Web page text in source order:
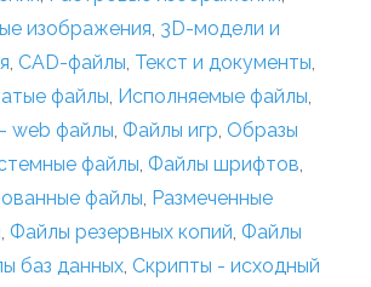
изображения, 3D-модели и
, CAD-файлы, Текст и документы,
файлы, Исполняемые файлы,
web файлы, Файлы игр, Образы
файлы, Файлы шрифтов,
файлы, Размеченные
, Файлы резервных копий, Файлы
баз данных, Скрипты - исходный